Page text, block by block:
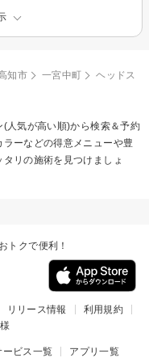
知市 一宮中町
ヘッドス
(人気が高い順)から検索＆予約
ーなどの得意メニューや豊
リの施術を見つけましょ
トクで便利！
リリース情報
利用規約
ービス一覧 アプリ一覧